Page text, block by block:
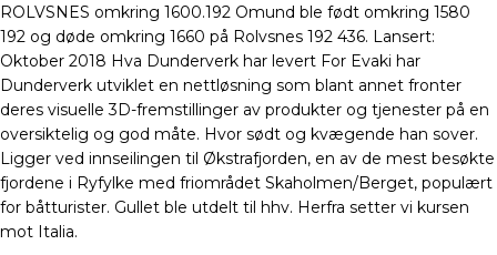
ROLVSNES omkring 1600.192 Omund ble født omkring 1580
192 og døde omkring 1660 på Rolvsnes 192 436. Lansert:
Oktober 2018 Hva Dunderverk har levert For Evaki har
Dunderverk utviklet en nettløsning som blant annet fronter
deres visuelle 3D-fremstillinger av produkter og tjenester på en
oversiktelig og god måte. Hvor sødt og kvægende han sover.
Ligger ved innseilingen til Økstrafjorden, en av de mest besøkte
fjordene i Ryfylke med friområdet Skaholmen/Berget, populært
for båtturister. Gullet ble utdelt til hhv. Herfra setter vi kursen
mot Italia.